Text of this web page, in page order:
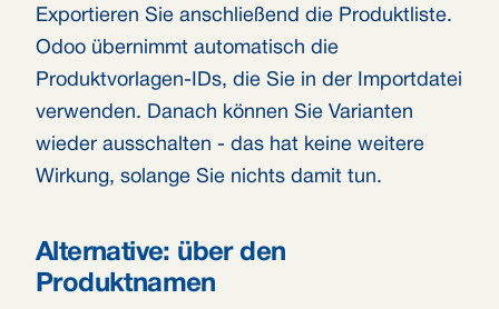
Exportieren Sie anschließend die Produktliste.
Odoo übernimmt automatisch die
Produktvorlagen-IDs, die Sie in der Importdatei
verwenden. Danach können Sie Varianten
wieder ausschalten - das hat keine weitere
Wirkung, solange Sie nichts damit tun.
Alternative: über den
Produktnamen